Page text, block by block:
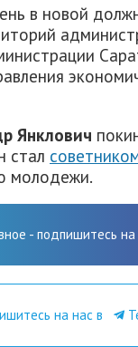
в новой
Янклович
стал
молодежи.
- подпишитесь
на нас в